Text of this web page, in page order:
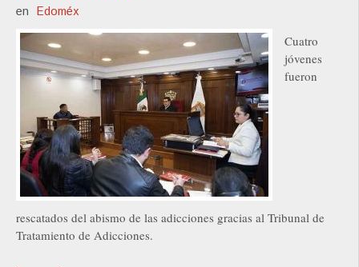
en Edoméx
Cuatro
jóvenes
fueron
rescatados del abismo de las adicciones gracias al Tribunal de
Tratamiento de Adicciones.